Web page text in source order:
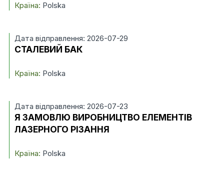
Країна: Polska
Дата відправлення: 2026-07-29
СТАЛЕВИЙ БАК
Країна: Polska
Дата відправлення: 2026-07-23
Я ЗАМОВЛЮ ВИРОБНИЦТВО ЕЛЕМЕНТІВ
ЛАЗЕРНОГО РІЗАННЯ
Країна: Polska